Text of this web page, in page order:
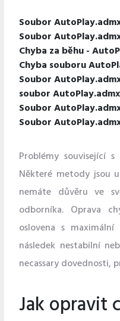
Soubor
Soubor
Chyba za běhu -
Chyba souboru
Soubor
soubor
Soubor
Soubor
Problémy související
Některé metody jsou
nemáte důvěru ve
odborníka. Oprava
oslovena s
následek nestabilní
necassary dovednosti,
Jak opravit